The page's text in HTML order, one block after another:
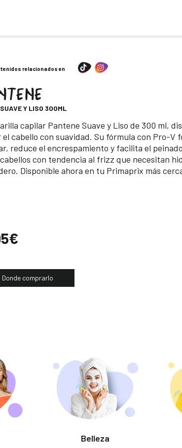
relacionados en
Y LISO 300ML
capilar Pantene Suave y Liso de 300 ml,
el cabello con suavidad. Su fórmula con Pro-V
reduce el encrespamiento y facilita el
con tendencia al frizz que necesitan
Disponible ahora en tu Primaprix más
Donde comprarlo
Belleza